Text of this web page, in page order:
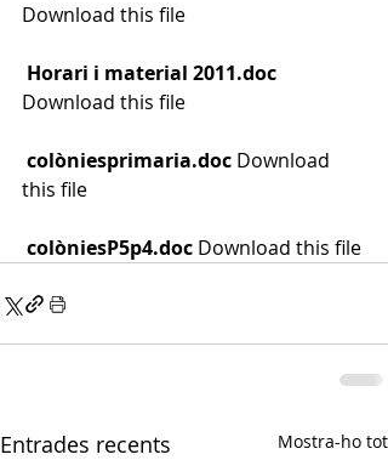
Download this file
Horari i material 2011.doc
Download this file
colòniesprimaria.doc Download
this file
colòniesP5p4.doc Download this file
Entrades recents Mostra-ho tot